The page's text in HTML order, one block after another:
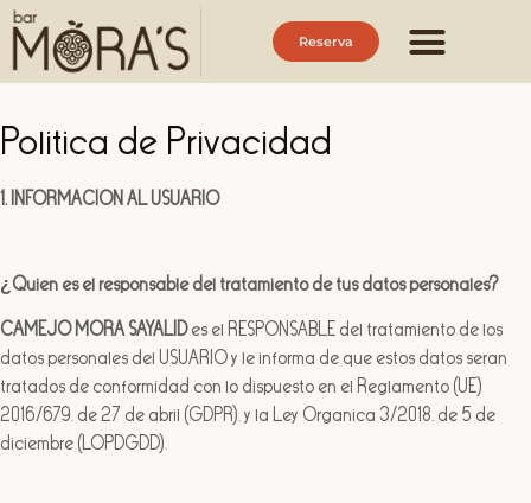
Reserva
Política de Privacidad
1. INFORMACIÓN AL USUARIO
¿Quién es el responsable del tratamiento de tus datos personales?
CAMEJO MORA SAYALIDes el RESPONSABLE del tratamiento de los
datos personales del USUARIO y le informa de que estos datos serán
tratados de conformidad con lo dispuesto en el Reglamento (UE)
2016/679, de 27 de abril (GDPR), y la Ley Orgánica 3/2018, de 5 de
diciembre (LOPDGDD).